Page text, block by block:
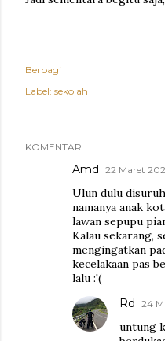
Berbagi
Label: sekolah
KOMENTAR
Amd 22 Maret
Ulun dulu
namanya anak
lawan sepupu
Kalau sekarang,
mengingatkan
kecelakaan pas
lalu :'(
Rd 24
untung